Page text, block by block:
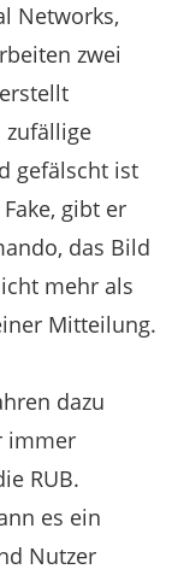
Networks,
zwei
zufällige
gefälscht ist
gibt er
das Bild
mehr als
Mitteilung.
dazu
immer
RUB.
es ein
Nutzer